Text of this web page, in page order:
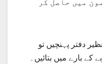
میں حاصل کر
دفتر پہنچیں تو
کے بارے میں بتائیں۔